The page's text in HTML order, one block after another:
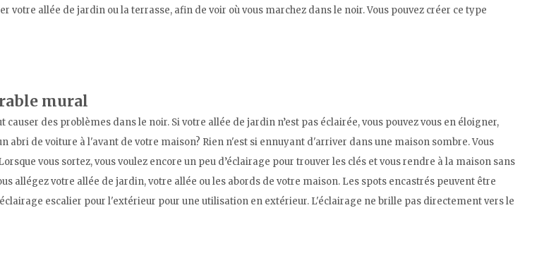
allée de jardin ou la terrasse, afin de voir où vous marchez dans le noir. Vous pouvez créer ce type
mural
des problèmes dans le noir. Si votre allée de jardin n’est pas éclairée, vous pouvez vous en éloigner,
abri de voiture à l'avant de votre maison? Rien n'est si ennuyant d'arriver dans une maison sombre. Vous
vous sortez, vous voulez encore un peu d’éclairage pour trouver les clés et vous rendre à la maison sans
allégez votre allée de jardin, votre allée ou les abords de votre maison. Les spots encastrés peuvent être
escalier pour l'extérieur pour une utilisation en extérieur. L'éclairage ne brille pas directement vers le